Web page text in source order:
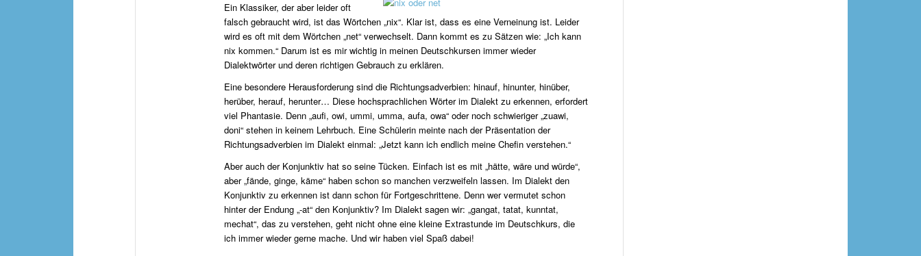
Ein Klassiker, der aber leider oft
falsch gebraucht wird, ist das Wörtchen „nix“. Klar ist, dass es eine Verneinung ist. Leider
wird es oft mit dem Wörtchen „net“ verwechselt. Dann kommt es zu Sätzen wie: „Ich kann
nix kommen.“ Darum ist es mir wichtig in meinen Deutschkursen immer wieder
Dialektwörter und deren richtigen Gebrauch zu erklären.
Eine besondere Herausforderung sind die Richtungsadverbien: hinauf, hinunter, hinüber,
herüber, herauf, herunter… Diese hochsprachlichen Wörter im Dialekt zu erkennen, erfordert
viel Phantasie. Denn „aufi, owi, ummi, umma, aufa, owa“ oder noch schwieriger „zuawi,
doni“ stehen in keinem Lehrbuch. Eine Schülerin meinte nach der Präsentation der
Richtungsadverbien im Dialekt einmal: „Jetzt kann ich endlich meine Chefin verstehen.“
Aber auch der Konjunktiv hat so seine Tücken. Einfach ist es mit „hätte, wäre und würde“,
aber „fände, ginge, käme“ haben schon so manchen verzweifeln lassen. Im Dialekt den
Konjunktiv zu erkennen ist dann schon für Fortgeschrittene. Denn wer vermutet schon
hinter der Endung „-at“ den Konjunktiv? Im Dialekt sagen wir: „gangat, tatat, kunntat,
mechat“, das zu verstehen, geht nicht ohne eine kleine Extrastunde im Deutschkurs, die
ich immer wieder gerne mache. Und wir haben viel Spaß dabei!